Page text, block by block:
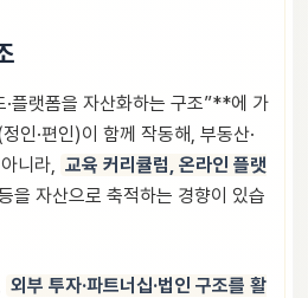
플랫폼을 자산화하는 구조”**에 가
인·편인)이 함께 작동해, 부동산·
니라, 교육 커리큘럼, 온라인 플랫
을 자산으로 축적하는 경향이 있습
외부 투자·파트너십·법인 구조를 활